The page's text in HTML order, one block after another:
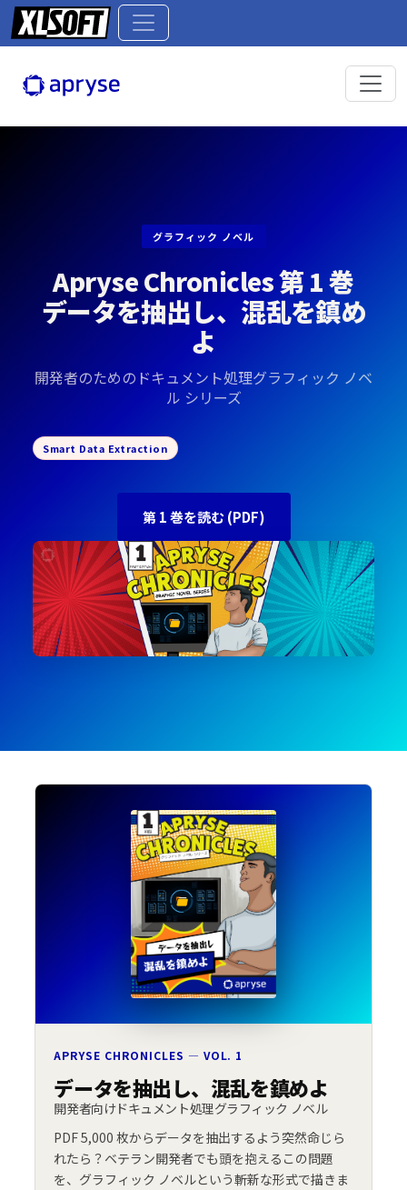
グラフィック ノベル
Apryse Chronicles 第 1 巻
データを抽出し、混乱を鎮め
よ
開発者のためのドキュメント処理グラフィック ノベ
ル シリーズ
Smart Data Extraction
第 1 巻を読む (PDF)
APRYSE CHRONICLES — VOL. 1
データを抽出し、混乱を鎮めよ
開発者向けドキュメント処理グラフィック ノベル
PDF 5,000 枚からデータを抽出するよう突然命じら
れたら？ベテラン開発者でも頭を抱えるこの問題
を、グラフィック ノベルという斬新な形式で描きま